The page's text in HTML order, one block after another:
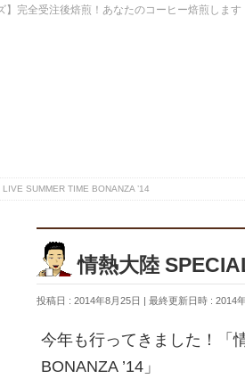
完全受注後焙煎！あなたのコーヒー焙煎します
SUMMER TIME BONANZA ’14
情熱大陸
投稿日 : 2014年8月25日 最終更新日時 : 2014
今年も行ってきました！「
BONANZA ’14」